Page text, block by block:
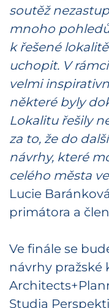
soutěž
mnoho
k řešené
uchopit. V
velmi
některé byly
Lokalitu řešily
za to, že do
návrhy, které
celého města
Lucie
primátora a
Ve finále se
návrhy pražské
Studia